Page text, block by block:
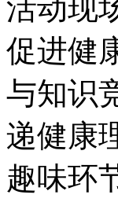
活动现
促进健
与知识
递健康
趣味环